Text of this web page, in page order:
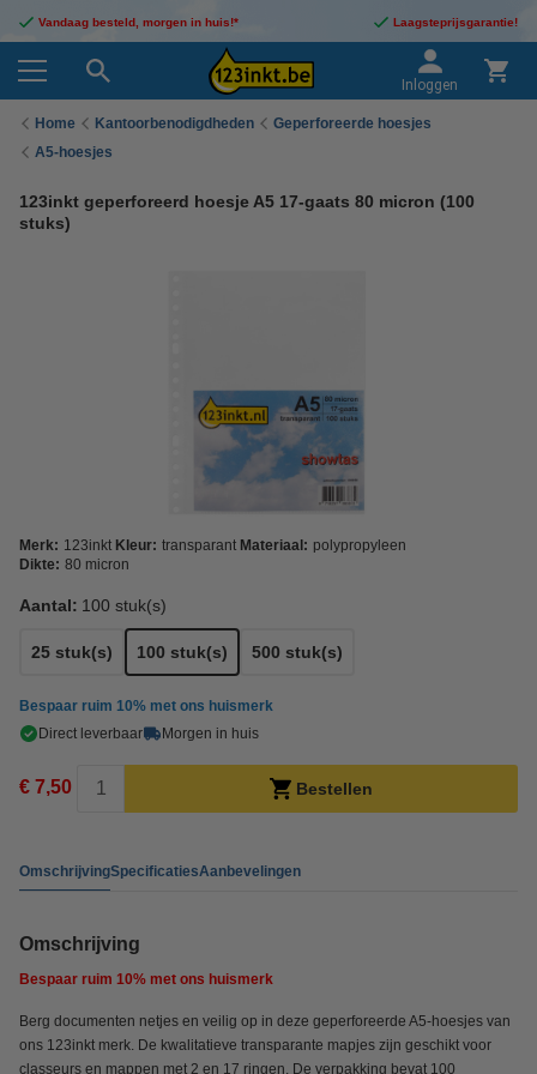
Vandaag besteld, morgen in huis!* Laagsteprijsgarantie!
Inloggen
Home Kantoorbenodigdheden
Geperforeerde hoesjes
A5-hoesjes
123inkt geperforeerd hoesje A5 17-gaats 80 micron (100
stuks)
Merk: 123inkt Kleur: transparant Materiaal: polypropyleen
Dikte: 80 micron
Aantal: 100 stuk(s)
25 stuk(s) 100 stuk(s) 500 stuk(s)
Bespaar ruim 10% met ons huismerk
Direct leverbaar
Morgen in huis
€ 7,50 Bestellen
OmschrijvingSpecificatiesAanbevelingen
Omschrijving
Bespaar ruim 10% met ons huismerk
Berg documenten netjes en veilig op in deze geperforeerde A5-hoesjes van
ons 123inkt merk. De kwalitatieve transparante mapjes zijn geschikt voor
classeurs en mappen met 2 en 17 ringen. De verpakking bevat 100